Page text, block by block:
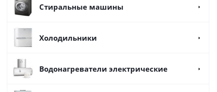
Стиральные машины
Холодильники
Водонагреватели электрические